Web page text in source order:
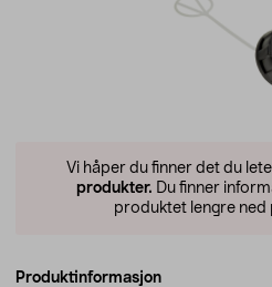
Vi håper du finner det du
produkter. Du finner
produktet lengre ned
Produktinformasjon